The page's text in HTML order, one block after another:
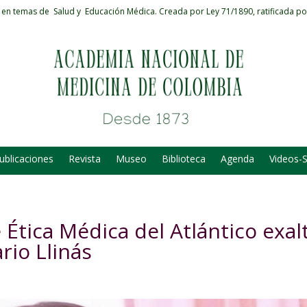
temas de Salud y Educación Médica. Creada por Ley 71/1890, ratificada
Revista Museo Biblioteca Agenda Videos-
Médica del Atlántico
Llinás